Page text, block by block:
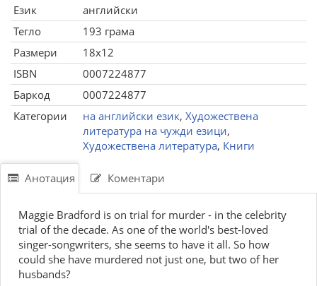
Език
английски
Тегло
193 грама
Размери
18x12
ISBN
0007224877
Баркод
0007224877
Категории
на английски език, Художествена
литература на чужди езици,
Художествена литература, Книги
Анотация Коментари
Maggie Bradford is on trial for murder - in the celebrity
trial of the decade. As one of the world's best-loved
singer-songwriters, she seems to have it all. So how
could she have murdered not just one, but two of her
husbands?